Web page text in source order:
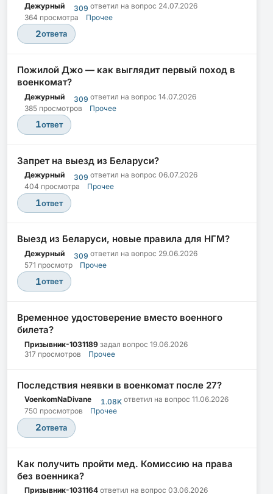
Дежурный 309 ответил на вопрос 24.07.2026
364 просмотра
Прочее
2ответа
Пожилой Джо — как выглядит первый поход в
военкомат?
Дежурный 309 ответил на вопрос 14.07.2026
385 просмотров
Прочее
1ответ
Запрет на выезд из Беларуси?
Дежурный 309 ответил на вопрос 06.07.2026
404 просмотра
Прочее
1ответ
Выезд из Беларуси, новые правила для НГМ?
Дежурный 309 ответил на вопрос 29.06.2026
571 просмотр
Прочее
1ответ
Временное удостоверение вместо военного
билета?
Призывник-1031189 задал вопрос 19.06.2026
317 просмотров
Прочее
Последствия неявки в военкомат после 27?
VoenkomNaDivane 1.08Kответил на вопрос 11.06.2026
750 просмотров
Прочее
2ответа
Как получить пройти мед. Комиссию на права
без военника?
Призывник-1031164 ответил на вопрос 03.06.2026